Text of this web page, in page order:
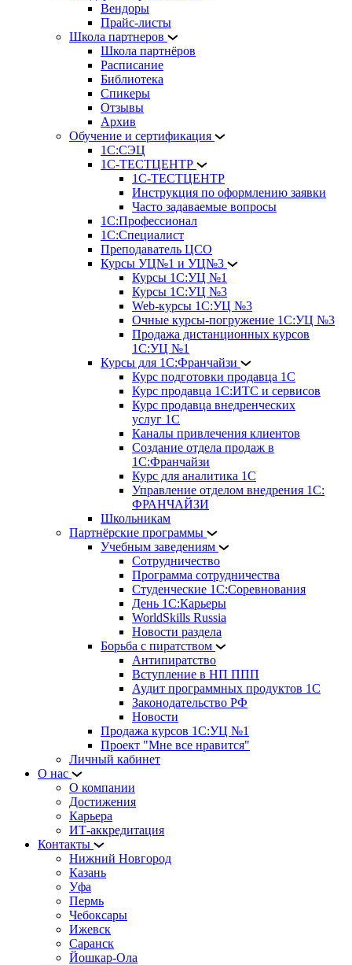
Вендоры
Прайс-листы
Школа партнеров
Школа партнёров
Расписание
Библиотека
Спикеры
Отзывы
Архив
Обучение и сертификация
1С:СЭЦ
1С-ТЕСТЦЕНТР
1С-ТЕСТЦЕНТР
Инструкция по оформлению заявки
Часто задаваемые вопросы
1С:Профессионал
1С:Специалист
Преподаватель ЦСО
Курсы УЦ№1 и УЦ№3
Курсы 1С:УЦ №1
Курсы 1С:УЦ №3
Web-курсы 1С:УЦ №3
Очные курсы-погружение 1С:УЦ №3
Продажа дистанционных курсов
1С:УЦ №1
Курсы для 1С:Франчайзи
Курс подготовки продавца 1С
Курс продавца 1С:ИТС и сервисов
Курс продавца внедренческих
услуг 1С
Каналы привлечения клиентов
Создание отдела продаж в
1С:Франчайзи
Курс для аналитика 1С
Управление отделом внедрения 1С:
ФРАНЧАЙЗИ
Школьникам
Партнёрские программы
Учебным заведениям
Сотрудничество
Программа сотрудничества
Студенческие 1С:Соревнования
День 1С:Карьеры
WorldSkills Russia
Новости раздела
Борьба с пиратством
Антипиратство
Вступление в НП ППП
Аудит программных продуктов 1С
Законодательство РФ
Новости
Продажа курсов 1С:УЦ №1
Проект "Мне все нравится"
Личный кабинет
О нас
О компании
Достижения
Карьера
ИТ-аккредитация
Контакты
Нижний Новгород
Казань
Уфа
Пермь
Чебоксары
Ижевск
Саранск
Йошкар-Ола